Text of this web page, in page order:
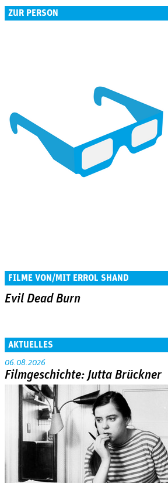
ZUR PERSON
FILME VON/MIT ERROL SHAND
Evil Dead Burn
AKTUELLES
06.08.2026
Filmgeschichte: Jutta Brückner